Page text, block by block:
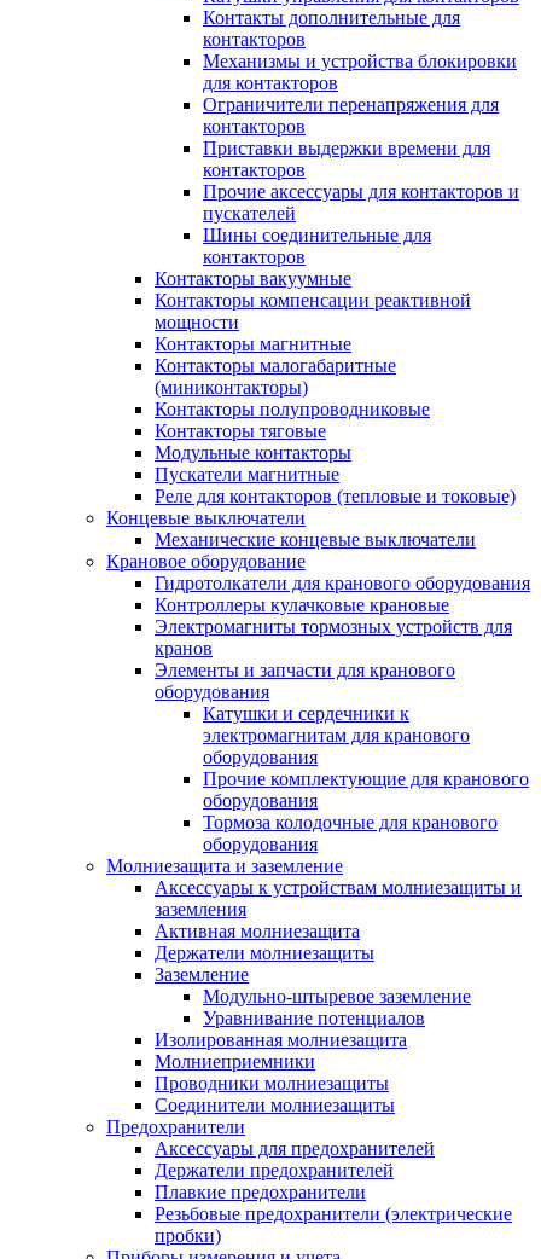
Контакты дополнительные для
контакторов
Механизмы и устройства блокировки
для контакторов
Ограничители перенапряжения для
контакторов
Приставки выдержки времени для
контакторов
Прочие аксессуары для контакторов и
пускателей
Шины соединительные для
контакторов
Контакторы вакуумные
Контакторы компенсации реактивной
мощности
Контакторы магнитные
Контакторы малогабаритные
(миниконтакторы)
Контакторы полупроводниковые
Контакторы тяговые
Модульные контакторы
Пускатели магнитные
Реле для контакторов (тепловые и токовые)
Концевые выключатели
Механические концевые выключатели
Крановое оборудование
Гидротолкатели для кранового оборудования
Контроллеры кулачковые крановые
Электромагниты тормозных устройств для
кранов
Элементы и запчасти для кранового
оборудования
Катушки и сердечники к
электромагнитам для кранового
оборудования
Прочие комплектующие для кранового
оборудования
Тормоза колодочные для кранового
оборудования
Молниезащита и заземление
Аксессуары к устройствам молниезащиты и
заземления
Активная молниезащита
Держатели молниезащиты
Заземление
Модульно-штыревое заземление
Уравнивание потенциалов
Изолированная молниезащита
Молниеприемники
Проводники молниезащиты
Соединители молниезащиты
Предохранители
Аксессуары для предохранителей
Держатели предохранителей
Плавкие предохранители
Резьбовые предохранители (электрические
пробки)